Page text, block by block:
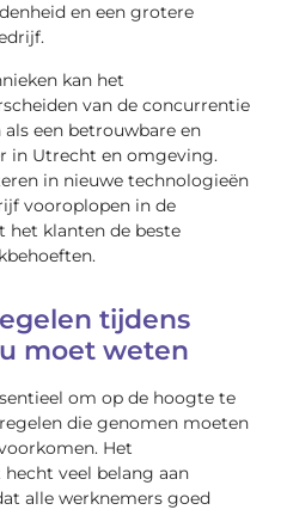
en een grotere
kan het
van de concurrentie
een betrouwbare en
in Utrecht en omgeving.
in nieuwe technologieën
vooroplopen in de
het klanten de beste
tijdens
moet weten
om op de hoogte te
die genomen moeten
Het
veel belang aan
alle werknemers goed